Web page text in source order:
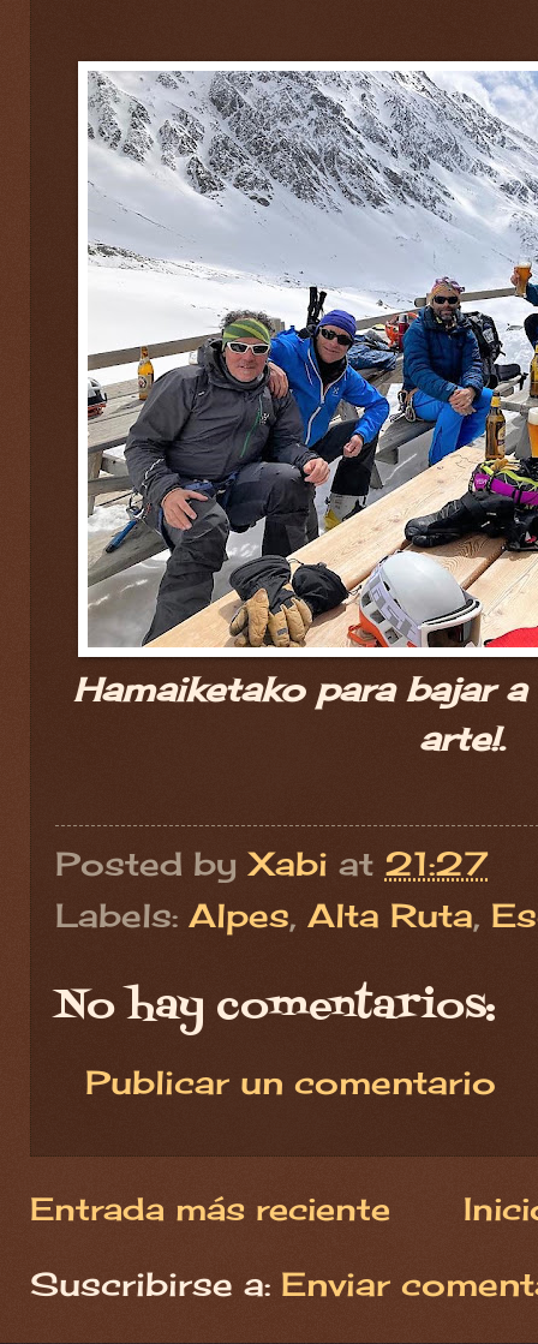
Hamaiketako para bajar
arte!.
Posted byXabi at 21:27
Labels: Alpes, Alta Ruta,
No hay comentarios:
Publicar un comentario
Entrada más reciente
Suscribirse a: Enviar